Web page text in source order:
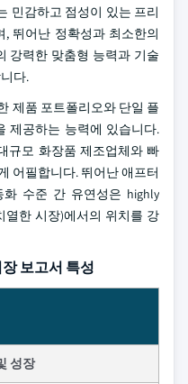
민감하고 점성이 있는 프리
뛰어난 정확성과 최소한의
강력한 맞춤형 능력과 기술
다.
제품 포트폴리오와 단일 플
제공하는 능력에 있습니다.
규모 화장품 제조업체와 빠
어필합니다. 뛰어난 애프터
수준 간 유연성은 highly
한 시장)에서의 위치를 강
보고서 특성
성장